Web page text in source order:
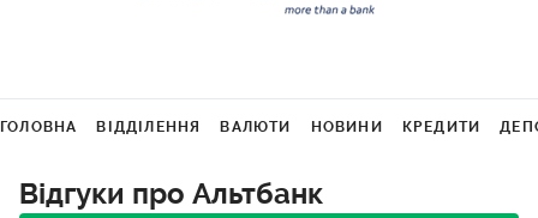
ГОЛОВНА ВІДДІЛЕННЯ ВАЛЮТИ НОВИНИ КРЕДИТИ
Відгуки про Альтбанк